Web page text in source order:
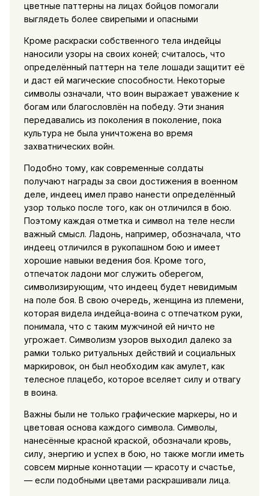
цветные паттерны на лицах бойцов помогали
выглядеть более свирепыми и опасными
Кроме раскраски собственного тела индейцы
наносили узоры на своих коней; считалось, что
определённый паттерн на теле лошади защитит её
и даст ей магические способности. Некоторые
символы означали, что воин выражает уважение к
богам или благословлён на победу. Эти знания
передавались из поколения в поколение, пока
культура не была уничтожена во время
захватнических войн.
Подобно тому, как современные солдаты
получают награды за свои достижения в военном
деле, индеец имел право нанести определённый
узор только после того, как он отличился в бою.
Поэтому каждая отметка и символ на теле несли
важный смысл. Ладонь, например, обозначала, что
индеец отличился в рукопашном бою и имеет
хорошие навыки ведения боя. Кроме того,
отпечаток ладони мог служить оберегом,
символизирующим, что индеец будет невидимым
на поле боя. В свою очередь, женщина из племени,
которая видела индейца-воина с отпечатком руки,
понимала, что с таким мужчиной ей ничто не
угрожает. Символизм узоров выходил далеко за
рамки только ритуальных действий и социальных
маркировок, он был необходим как амулет, как
телесное плацебо, которое вселяет силу и отвагу
в воина.
Важны были не только графические маркеры, но и
цветовая основа каждого символа. Символы,
нанесённые красной краской, обозначали кровь,
силу, энергию и успех в бою, но также могли иметь
совсем мирные коннотации — красоту и счастье,
— если подобными цветами раскрашивали лица.